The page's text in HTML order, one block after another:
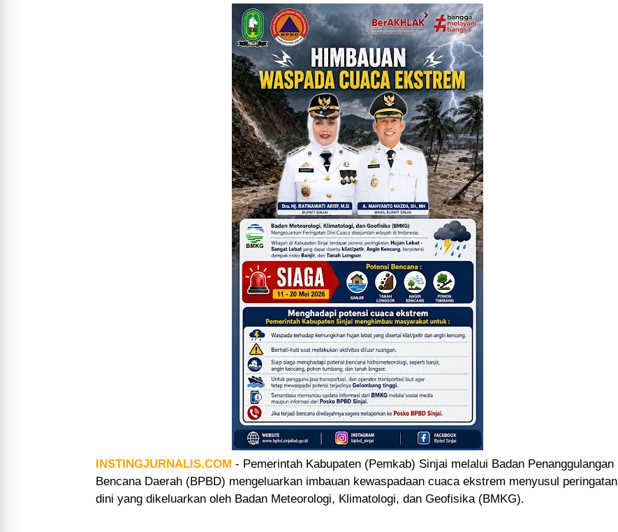
INSTINGJURNALIS.COM - Pemerintah Kabupaten (Pemkab) Sinjai melalui Badan Penanggulangan
Bencana Daerah (BPBD) mengeluarkan imbauan kewaspadaan cuaca ekstrem menyusul peringatan
dini yang dikeluarkan oleh Badan Meteorologi, Klimatologi, dan Geofisika (BMKG).